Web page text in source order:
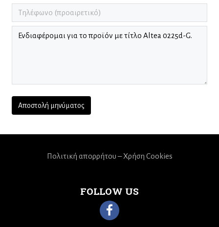
FOLLOW US
Πολιτική απορρήτου – Χρήση Cookies